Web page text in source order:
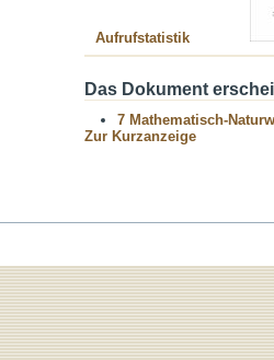
Aufrufstatistik
Das Dokument
7 Mathematisch-
Zur Kurzanzeige